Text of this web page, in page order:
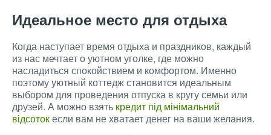
Идеальное место для отдыха
Когда наступает время отдыха и праздников, каждый
из нас мечтает о уютном уголке, где можно
насладиться спокойствием и комфортом. Именно
поэтому уютный коттедж становится идеальным
выбором для проведения отпуска в кругу семьи или
друзей. А можно взять кредит під мінімальний
відсотокесли вам не хватает денег на ваши желания.